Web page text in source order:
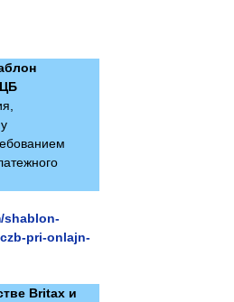
shablon-
pri-onlajn-
Britax и